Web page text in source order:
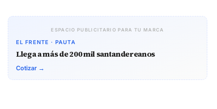
ESPACIO PUBLICITARIO PARA TU MARCA
EL FRENTE · PAUTA
Llega a más de 200 mil santandereanos
Cotizar →